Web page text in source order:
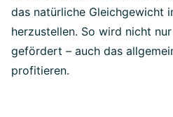
das natürliche Gleichgewicht
herzustellen. So wird nicht
gefördert – auch das
profitieren.